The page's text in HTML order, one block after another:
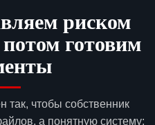
риском
готовим
так, чтобы собственник
а понятную систему: